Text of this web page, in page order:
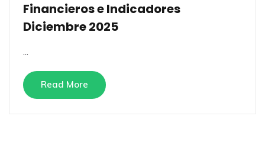
Financieros e Indicadores
Diciembre 2025
...
Read More